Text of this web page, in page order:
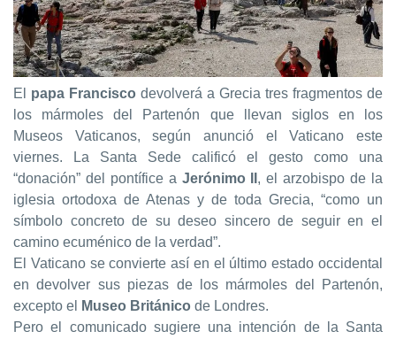
El papa Francisco devolverá a Grecia tres fragmentos de
los mármoles del Partenón que llevan siglos en los
Museos Vaticanos, según anunció el Vaticano este
viernes. La Santa Sede calificó el gesto como una
“donación” del pontífice a Jerónimo II , el arzobispo de la
iglesia ortodoxa de Atenas y de toda Grecia, “como un
símbolo concreto de su deseo sincero de seguir en el
camino ecuménico de la verdad”.
El Vaticano se convierte así en el último estado occidental
en devolver sus piezas de los mármoles del Partenón,
excepto el
Museo Británico de Londres.
Pero el comunicado sugiere una intención de la Santa